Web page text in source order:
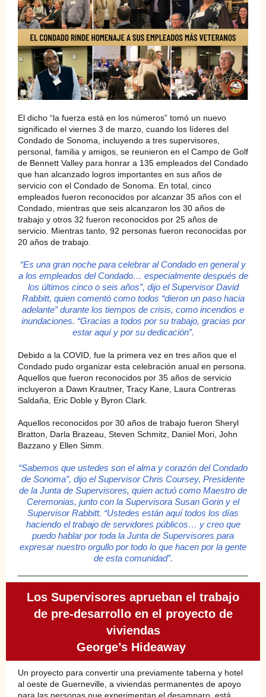
El dicho “la fuerza está en los números” tomó un nuevo
significado el viernes 3 de marzo, cuando los líderes del
Condado de Sonoma, incluyendo a tres supervisores,
personal, familia y amigos, se reunieron en el Campo de Golf
de Bennett Valley para honrar a 135 empleados del Condado
que han alcanzado logros importantes en sus años de
servicio con el Condado de Sonoma. En total, cinco
empleados fueron reconocidos por alcanzar 35 años con el
Condado, mientras que seis alcanzaron los 30 años de
trabajo y otros 32 fueron reconocidos por 25 años de
servicio. Mientras tanto, 92 personas fueron reconocidas por
20 años de trabajo.
“Es una gran noche para celebrar al Condado en general y
a los empleados del Condado… especialmente después de
los últimos cinco o seis años”, dijo el Supervisor David
Rabbitt, quien comentó como todos “dieron un paso hacia
adelante” durante los tiempos de crisis, como incendios e
inundaciones. “Gracias a todos por su trabajo, gracias por
estar aquí y por su dedicación”.
Debido a la COVID, fue la primera vez en tres años que el
Condado pudo organizar esta celebración anual en persona.
Aquellos que fueron reconocidos por 35 años de servicio
incluyeron a Dawn Krautner, Tracy Kane, Laura Contreras
Saldaña, Eric Doble y Byron Clark.
Aquellos reconocidos por 30 años de trabajo fueron Sheryl
Bratton, Darla Brazeau, Steven Schmitz, Daniel Mori, John
Bazzano y Ellen Simm.
“Sabemos que ustedes son el alma y corazón del Condado
de Sonoma”, dijo el Supervisor Chris Coursey, Presidente
de la Junta de Supervisores, quien actuó como Maestro de
Ceremonias, junto con la Supervisora Susan Gorin y el
Supervisor Rabbitt. “Ustedes están aquí todos los días
haciendo el trabajo de servidores públicos… y creo que
puedo hablar por toda la Junta de Supervisores para
expresar nuestro orgullo por todo lo que hacen por la gente
de esta comunidad”.
Los Supervisores aprueban el trabajo
de pre-desarrollo en el proyecto de
viviendas
George’s Hideaway
Un proyecto para convertir una previamente taberna y hotel
al oeste de Guerneville, a viviendas permanentes de apoyo